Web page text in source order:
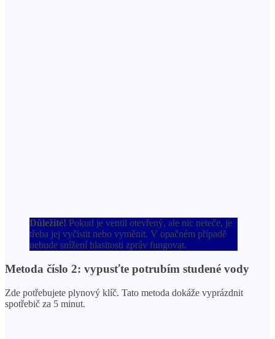
Důležité! Pokud je ventil otevřený, ale nic neteče, je
třeba jej vyčistit nebo vyměnit. V opačném případě
nebude snížení hlasitosti zpráv fungovat.
Metoda číslo 2: vypusťte potrubím studené vody
Zde potřebujete plynový klíč. Tato metoda dokáže vyprázdnit
spotřebič za 5 minut.